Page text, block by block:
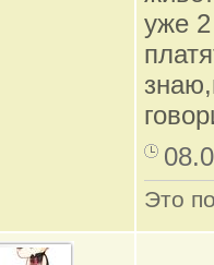
уже
Это